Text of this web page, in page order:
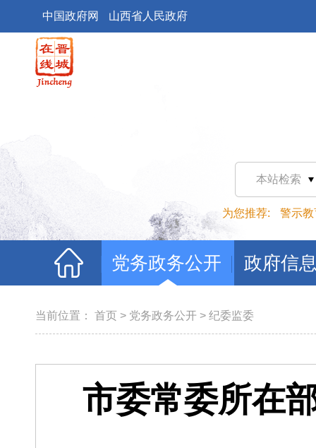
中国政府网 山西省人民政府
本站检索
为您推荐: 警示教
党务政务公开 政府信
当前位置： 首页 > 党务政务公开 > 纪委监委
市委常委所在